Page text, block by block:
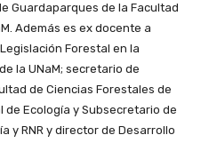
Guardaparques de la Facultad
Además es ex docente a
Forestal en la
la UNaM; secretario de
de Ciencias Forestales de
de Ecología y Subsecretario de
y RNR y director de Desarrollo